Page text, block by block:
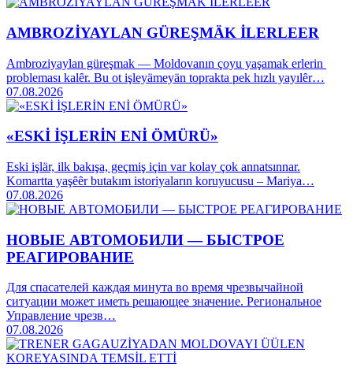
AMBROZİYAYLAN GÜREŞMÄK İLERLEER
Ambroziyaylan güreşmak — Moldovanın çoyu yaşamak erlerin
probleması kalȇr. Bu ot işleyämeyän toprakta pek hızlı yayılȇr…
07.08.2026
«ESKİ İŞLERİN ENİ ÖMÜRÜ»
Eski işlär, ilk bakışa, geçmiş için var kolay çok annatsınnar.
Komartta yaşȇȇr butakım istoriyaların koruyucusu – Mariya…
07.08.2026
НОВЫЕ АВТОМОБИЛИ — БЫСТРОЕ
РЕАГИРОВАНИЕ
Для спасателей каждая минута во время чрезвычайной
ситуации может иметь решающее значение. Региональное
Управление чрезв…
07.08.2026